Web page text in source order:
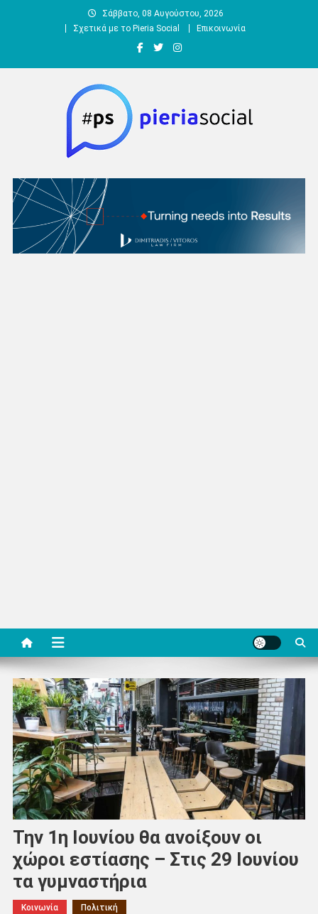
Σάββατο, 08 Αυγούστου, 2026
Σχετικά με το Pieria Social
Επικοινωνία
Pieria Social
Την 1η Ιουνίου θα ανοίξουν οι
χώροι εστίασης – Στις 29 Ιουνίου
τα γυμναστήρια
Κοινωνία Πολιτική